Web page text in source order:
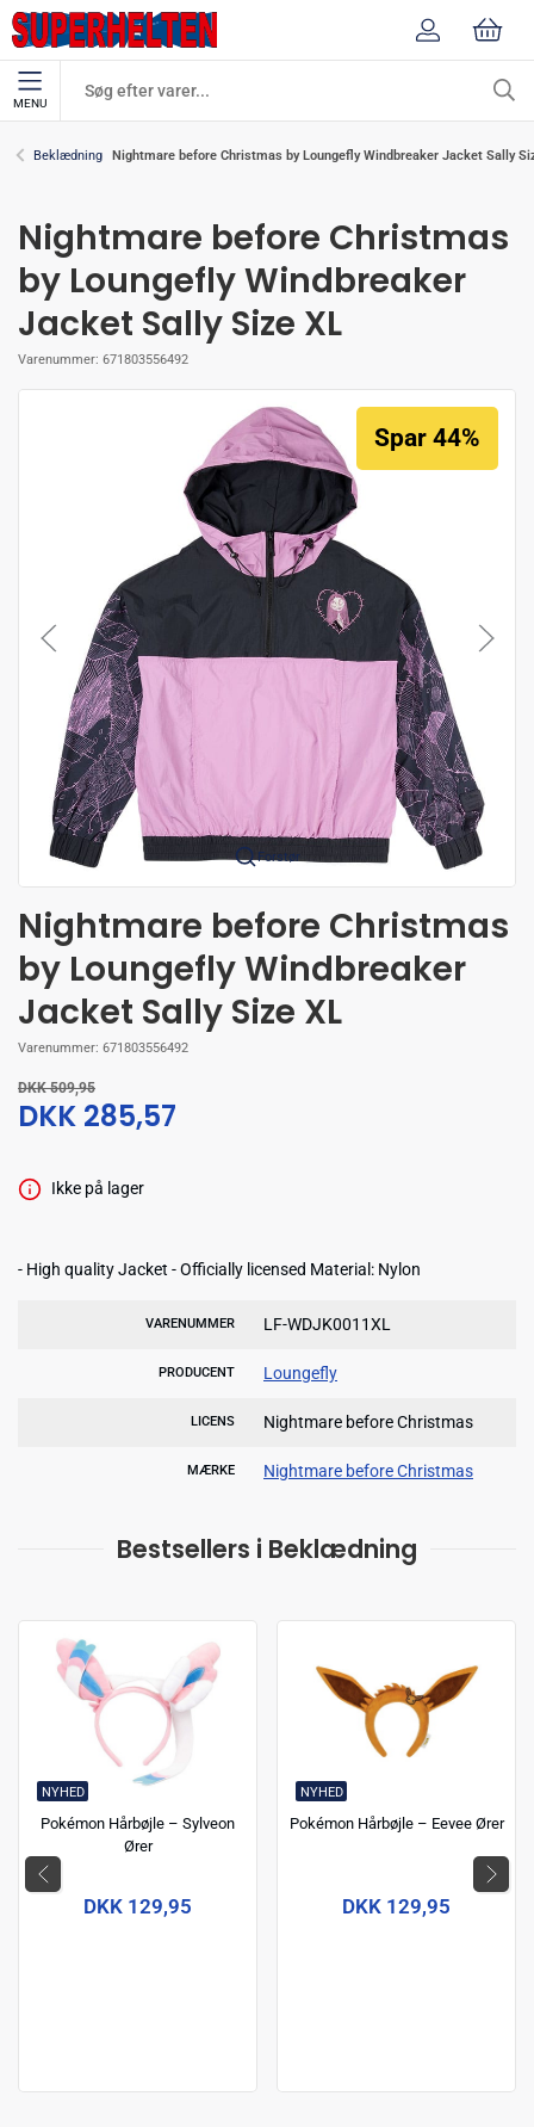
MENU
Beklædning Nightmare before Christmas by Loungefly Windbreaker Jacket Sally
Nightmare before Christmas
by Loungefly Windbreaker
Jacket Sally Size XL
Varenummer: 671803556492
Forstør
Spar 44%
Nightmare before Christmas
by Loungefly Windbreaker
Jacket Sally Size XL
Varenummer: 671803556492
DKK 509,95
DKK 285,57
Ikke på lager
- High quality Jacket - Officially licensed Material: Nylon
VARENUMMER LF-WDJK0011XL
PRODUCENT Loungefly
LICENS Nightmare before Christmas
MÆRKE Nightmare before Christmas
Bestsellers i Beklædning
NYHED
Pokémon Hårbøjle – Sylveon
Ører
DKK 129,95
NYHED
Pokémon Hårbøjle – Eevee Ører
DKK 129,95